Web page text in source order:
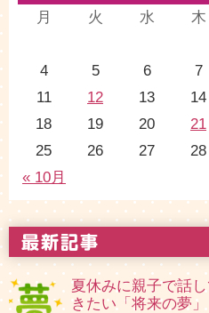
月
火 水 木
« 10月
4
5 6 7
11
12 13 14
18
19 20 21
25
26 27 28
夏休みに親子で話
きたい「将来の夢」